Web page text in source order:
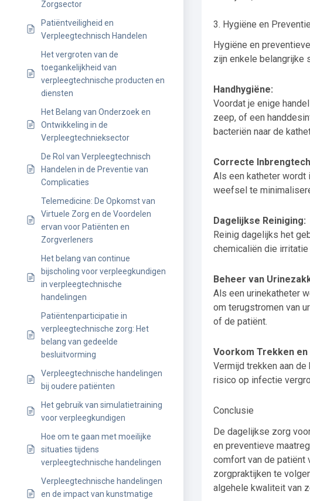
Zorgsector
Patiëntveiligheid en
Verpleegtechnisch Handelen
Het vergroten van de
toegankelijkheid van
verpleegtechnische producten en
diensten
Het Belang van Onderzoek en
Ontwikkeling in de
Verpleegtechnieksector
De Rol van Verpleegtechnisch
Handelen in de Preventie van
Complicaties
Telemedicine: De Opkomst van
Virtuele Zorg en de Voordelen
ervan voor Patiënten en
Zorgverleners
Het belang van continue
bijscholing voor verpleegkundigen
in verpleegtechnische
handelingen
Patiëntenparticipatie in
verpleegtechnische zorg: Het
belang van gedeelde
besluitvorming
Verpleegtechnische handelingen
bij oudere patiënten
Het gebruik van simulatietraining
voor verpleegkundigen
Hoe om te gaan met moeilijke
situaties tijdens
verpleegtechnische handelingen
Verpleegtechnische handelingen
en de impact van kunstmatige
3. Hygiëne en Preventie
Hygiëne en
zijn enkele belangrijke
Handhygiëne:
Voordat je enige
zeep, of een
bacteriën naar de
Correcte
Als een katheter wordt
weefsel te
Dagelijkse Reiniging:
Reinig dagelijks het
chemicaliën die
Beheer van
Als een urinekatheter
om terugstromen van
of de patiënt.
Voorkom Trekken en
Vermijd trekken aan
risico op infectie
Conclusie
De dagelijkse zorg
en preventieve
comfort van de patiënt
zorgpraktijken te
algehele kwaliteit van